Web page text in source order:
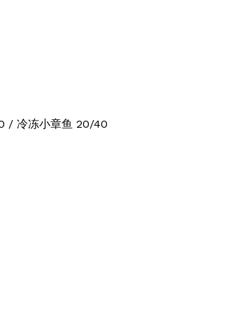
/ 冷冻小章鱼 20/40